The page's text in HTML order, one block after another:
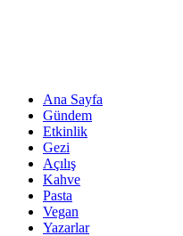
Ana Sayfa
Gündem
Etkinlik
Gezi
Açılış
Kahve
Pasta
Vegan
Yazarlar